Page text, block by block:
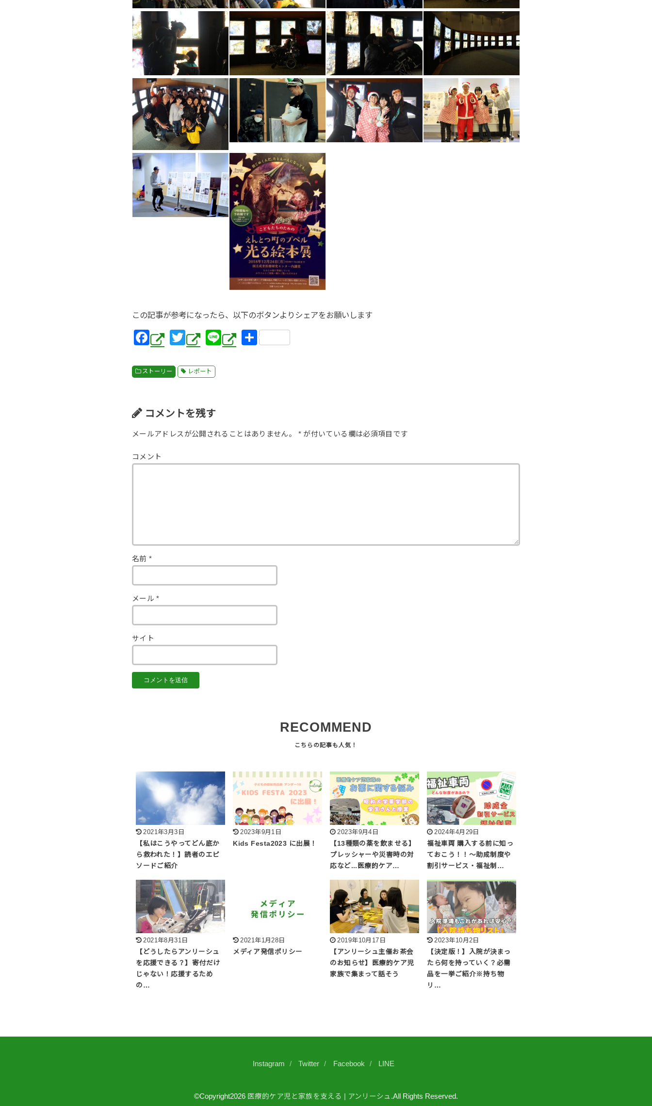
この記事が参考になったら、以下のボタンよりシェアをお願いします
F
a
c
o
o
T
wi
tt
Li
n
共
ストーリー レポート
コメントを残す
メールアドレスが公開されることはありません。 *が付いている欄は必須項目です
コメント
名前*
メール*
サイト
RECOMMEND
2021年3月3日
【私はこうやってどん底か
ら救われた！】読者のエピ
ソードご紹介
2023年9月1日
Kids Festa2023 に出展！
2023年9月4日
【13種類の薬を飲ませる】
プレッシャーや災害時の対
応など...医療的ケア…
2024年4月29日
福祉車両 購入する前に知っ
ておこう！！〜助成制度や
割引サービス・福祉制…
2021年8月31日
【どうしたらアンリーシュ
を応援できる？】寄付だけ
じゃない！応援するため
の…
2021年1月28日
メディア発信ポリシー
2019年10月17日
【アンリーシュ主催お茶会
のお知らせ】医療的ケア児
家族で集まって話そう
2023年10月2日
【決定版！】入院が決まっ
たら何を持っていく？必需
品を一挙ご紹介※持ち物
リ…
Instagram Twitter Facebook LINE
©Copyright2026 医療的ケア児と家族を支える | アンリーシュ.All Rights Reserved.